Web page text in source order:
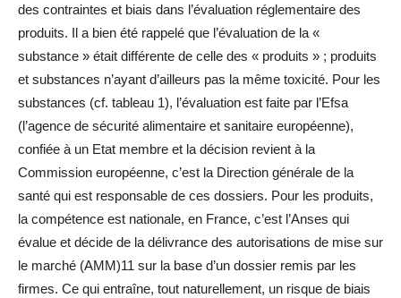
des contraintes et biais dans l’évaluation réglementaire des
produits. Il a bien été rappelé que l’évaluation de la «
substance » était différente de celle des « produits » ; produits
et substances n’ayant d’ailleurs pas la même toxicité. Pour les
substances (cf. tableau 1), l’évaluation est faite par l’Efsa
(l’agence de sécurité alimentaire et sanitaire européenne),
confiée à un Etat membre et la décision revient à la
Commission européenne, c’est la Direction générale de la
santé qui est responsable de ces dossiers. Pour les produits,
la compétence est nationale, en France, c’est l’Anses qui
évalue et décide de la délivrance des autorisations de mise sur
le marché (AMM)11 sur la base d’un dossier remis par les
firmes. Ce qui entraîne, tout naturellement, un risque de biais